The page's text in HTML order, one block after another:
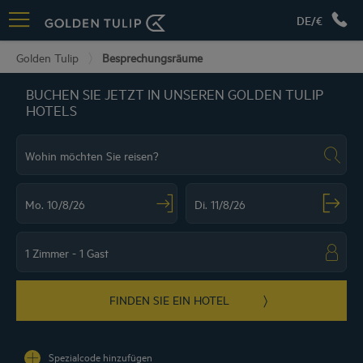
DE/€
Golden Tulip Besprechungsräume
BUCHEN SIE JETZT IN UNSEREN GOLDEN TULIP
HOTELS
FINDEN SIE EIN HOTEL
Spezialcode hinzufügen